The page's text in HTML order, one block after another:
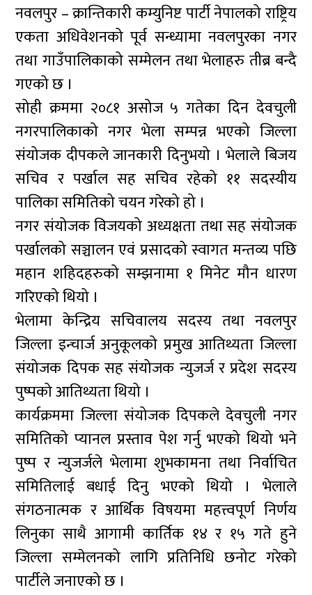
नवलपुर – क्रान्तिकारी कम्युनिष्ट पार्टी नेपालको राष्ट्रिय
एकता अधिवेशनको पूर्व सन्ध्यामा नवलपुरका नगर
तथा गाउँपालिकाको सम्मेलन तथा भेलाहरु तीब्र बन्दै
गएको छ ।
सोही क्रममा २०८१ असोज ५ गतेका दिन देवचुली
नगरपालिकाको नगर भेला सम्पन्न भएको जिल्ला
संयोजक दीपकले जानकारी दिनुभयो । भेलाले बिजय
सचिव र पर्खाल सह सचिव रहेको ११ सदस्यीय
पालिका समितिको चयन गरेको हो ।
नगर संयोजक विजयको अध्यक्षता तथा सह संयोजक
पर्खालको सञ्चालन एवं प्रसादको स्वागत मन्तव्य पछि
महान शहिदहरुको सम्झनामा १ मिनेट मौन धारण
गरिएको थियो ।
भेलामा केन्द्रिय सचिवालय सदस्य तथा नवलपुर
जिल्ला इन्चार्ज अनुकूलको प्रमुख आतिथ्यता जिल्ला
संयोजक दिपक सह संयोजक न्युजर्ज र प्रदेश सदस्य
पुष्पको आतिथ्यता थियो ।
कार्यक्रममा जिल्ला संयोजक दिपकले देवचुली नगर
समितिको प्यानल प्रस्ताव पेश गर्नु भएको थियो भने
पुष्प र न्युजर्जले भेलामा शुभकामना तथा निर्वाचित
समितिलाई बधाई दिनु भएको थियो । भेलाले
संगठनात्मक र आर्थिक विषयमा महत्त्वपूर्ण निर्णय
लिनुका साथै आगामी कार्तिक १४ र १५ गते हुने
जिल्ला सम्मेलनको लागि प्रतिनिधि छनोट गरेको
पार्टीले जनाएको छ ।